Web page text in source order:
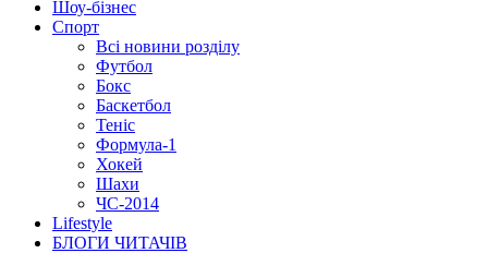
Шоу-бізнес
Спорт
Всі новини розділу
Футбол
Бокс
Баскетбол
Теніс
Формула-1
Хокей
Шахи
ЧС-2014
Lifestyle
БЛОГИ ЧИТАЧІВ